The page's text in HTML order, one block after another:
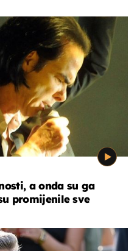
a onda su ga
promijenile sve